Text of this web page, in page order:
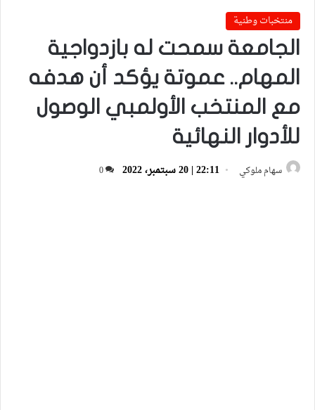
منتخبات وطنية
الجامعة سمحت له بازدواجية
المهام.. عموتة يؤكد أن هدفه
مع المنتخب الأولمبي الوصول
للأدوار النهائية
سهام ملوكي 22:11 | 20 سبتمبر، 2022 0